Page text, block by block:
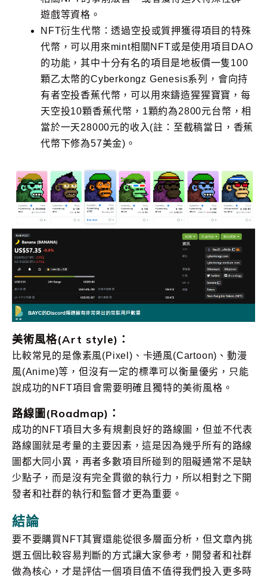
遊戲等資格。
NFT衍生代幣：透過空投或質押獲得項目的特殊
代幣，可以用來mint相關NFT或是使用項目DAO
的功能，其中十分有名的項目是地板價一隻100
顆乙太幣的Cyberkongz Genesis系列，會向持
有者空投香蕉代幣，可以用來鑄造猩猩寶寶，每
天空投10顆香蕉代幣，1顆約為2800元台幣，相
當於一天28000元的收入(註：至截稿當日，香蕉
代幣下修為57美金)。
美術風格(Art style)：
比較常見的是像素風(Pixel)、卡通風(Cartoon)、動漫
風(Anime)等，但沒有一定的標準可以衡量優劣，只能
說成功的NFT項目會需要明確且獨特的美術風格。
路線圖(Roadmap)：
成功的NFT項目大多有規劃良好的路線圖，但並不代表
路線圖就是考量的主要因素，這是因為幾乎所有的路線
圖都大同小異，再者多數項目所碰到的阻礙通常不是缺
少點子，而是沒有完全貫徹的執行力，所以相對之下開
發者和社群的執行和監督才更為重要。
結論
要不要購買NFT其實還能從很多層面分析，但文章內挑
選五個比較容易判斷的方式讓大家參考，開發者和社群
做為核心，才是評估一個項目值不值得我們投入更多時